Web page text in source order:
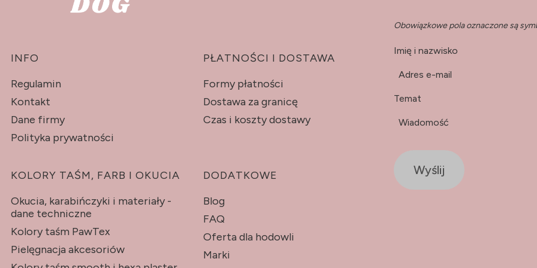
Linki w stopce
INFO
Regulamin
Kontakt
Dane firmy
Polityka prywatności
PŁATNOŚCI I DOSTAWA
Formy płatności
Dostawa za granicę
Czas i koszty dostawy
KOLORY TAŚM, FARB I OKUCIA
Okucia, karabińczyki i materiały -
dane techniczne
Kolory taśm PawTex
Pielęgnacja akcesoriów
DODATKOWE
Blog
FAQ
Oferta dla hodowli
Marki
Obowiązkowe pola oznaczone są
Imię i nazwisko
Adres e-mail
Temat
Wiadomość
Wyślij